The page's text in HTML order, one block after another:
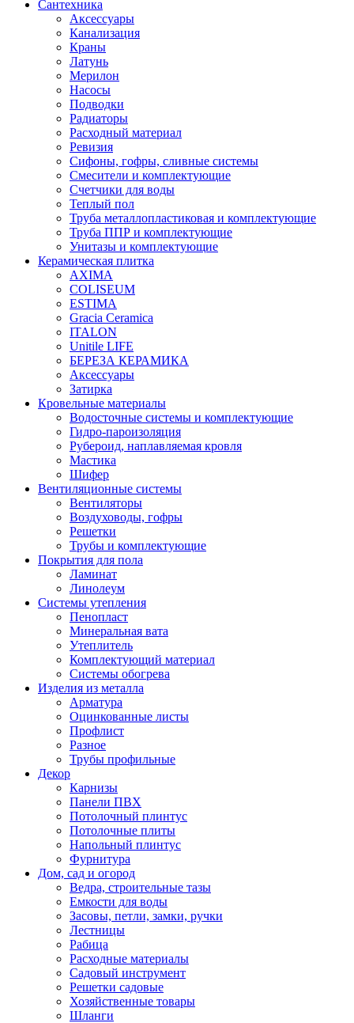
Сантехника
Аксессуары
Канализация
Краны
Латунь
Мерилон
Насосы
Подводки
Радиаторы
Расходный материал
Ревизия
Сифоны, гофры, сливные системы
Смесители и комплектующие
Счетчики для воды
Теплый пол
Труба металлопластиковая и комплектующие
Труба ППР и комплектующие
Унитазы и комплектующие
Керамическая плитка
AXIMA
COLISEUM
ESTIMA
Gracia Ceramica
ITALON
Unitile LIFE
БЕРЕЗА КЕРАМИКА
Аксессуары
Затирка
Кровельные материалы
Водосточные системы и комплектующие
Гидро-пароизоляция
Рубероид, наплавляемая кровля
Мастика
Шифер
Вентиляционные системы
Вентиляторы
Воздуховоды, гофры
Решетки
Трубы и комплектующие
Покрытия для пола
Ламинат
Линолеум
Системы утепления
Пенопласт
Минеральная вата
Утеплитель
Комплектующий материал
Системы обогрева
Изделия из металла
Арматура
Оцинкованные листы
Профлист
Разное
Трубы профильные
Декор
Карнизы
Панели ПВХ
Потолочный плинтус
Потолочные плиты
Напольный плинтус
Фурнитура
Дом, сад и огород
Ведра, строительные тазы
Емкости для воды
Засовы, петли, замки, ручки
Лестницы
Рабица
Расходные материалы
Садовый инструмент
Решетки садовые
Хозяйственные товары
Шланги